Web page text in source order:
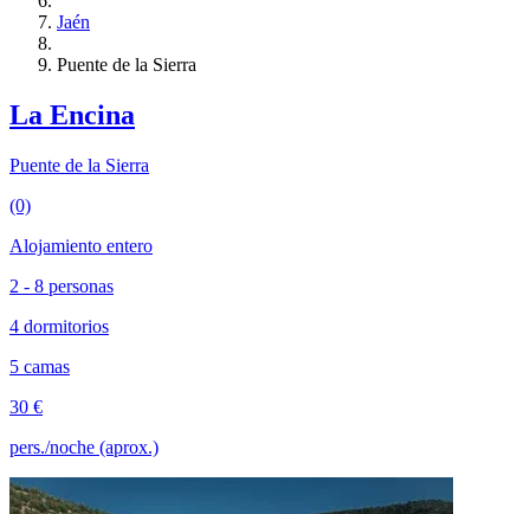
Jaén
Puente de la Sierra
La Encina
Puente de la Sierra
(0)
Alojamiento entero
2 - 8 personas
4 dormitorios
5 camas
30 €
pers./noche (aprox.)